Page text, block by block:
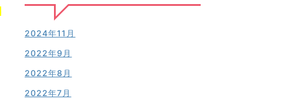
2024年11月
2022年9月
2022年8月
2022年7月